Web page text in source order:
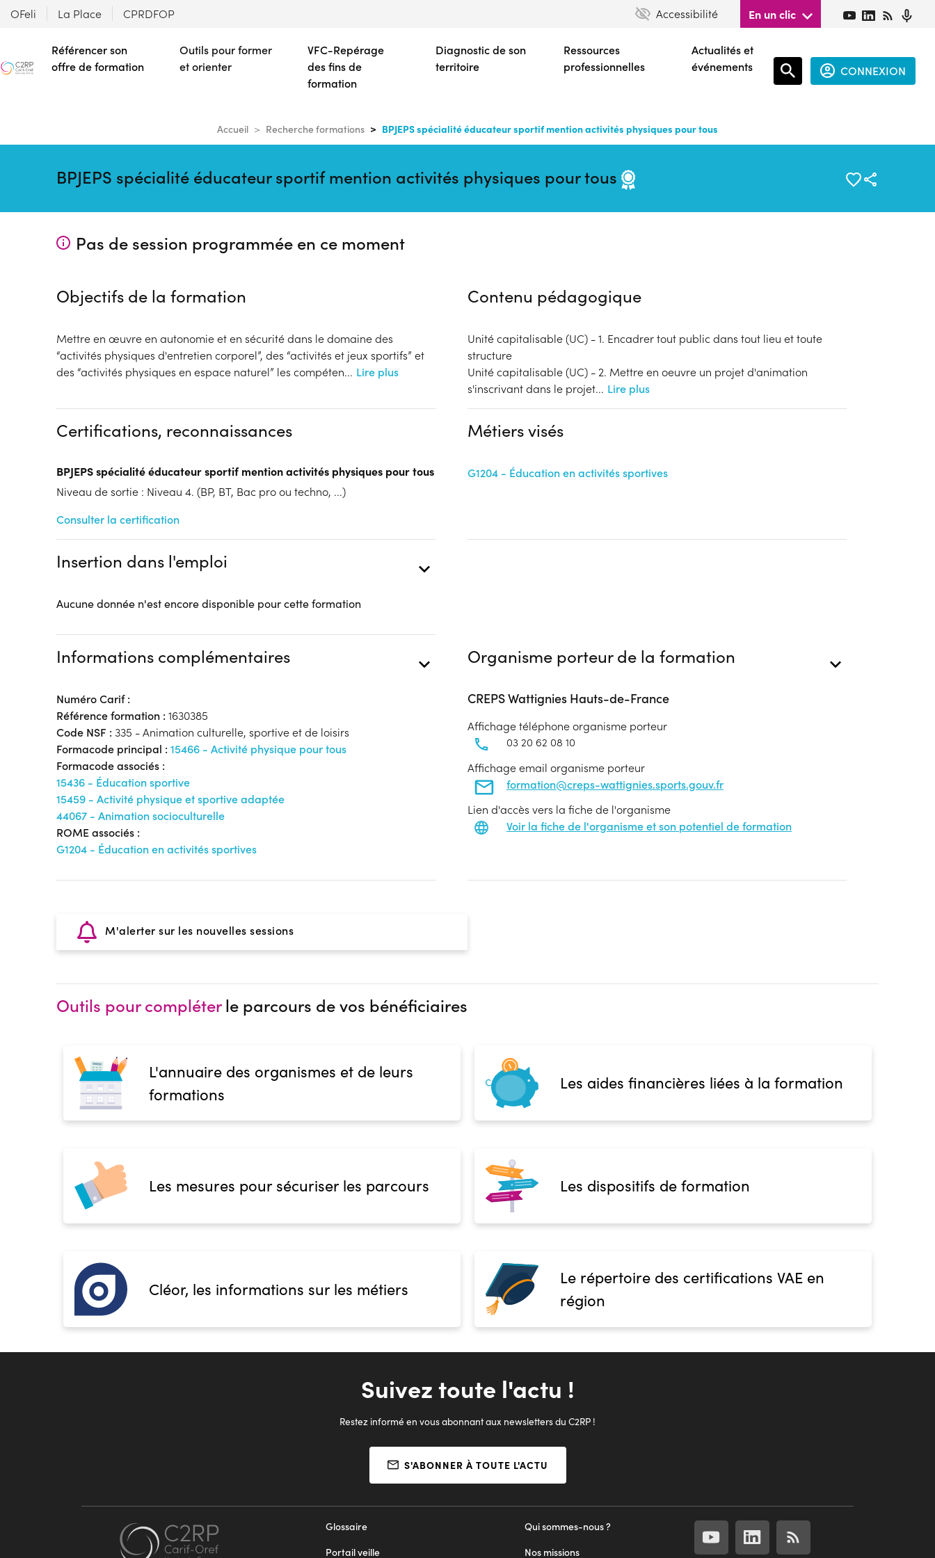
contenu
principal
OFeli La Place CPRDFOP Accessibilité En un clic
Référencer son
offre de formation
Outils pour former
et orienter
VFC-Repérage
des fins de
formation
Diagnostic de son
territoire
Ressources
professionnelles
Actualités et
événements
CONNEXION
Accueil Recherche formations BPJEPS spécialité éducateur sportif mention activités physiques pour tous
BPJEPS spécialité éducateur sportif mention activités physiques pour tous
Pas de session programmée en ce moment
Objectifs de la formation
Mettre en œuvre en autonomie et en sécurité dans le domaine des
“activités physiques d'entretien corporel”, des “activités et jeux sportifs” et
des “activités physiques en espace naturel” les compéten... Lire plus
Contenu pédagogique
Unité capitalisable (UC) - 1. Encadrer tout public dans tout lieu et toute
structure
Unité capitalisable (UC) - 2. Mettre en oeuvre un projet d'animation
s'inscrivant dans le projet... Lire plus
Certifications, reconnaissances
BPJEPS spécialité éducateur sportif mention activités physiques pour tous
Niveau de sortie : Niveau 4. (BP, BT, Bac pro ou techno, ...)
Consulter la certification
Métiers visés
G1204 - Éducation en activités sportives
Insertion dans l'emploi
Aucune donnée n'est encore disponible pour cette formation
Informations complémentaires
Numéro Carif :
Référence formation : 1630385
Code NSF : 335 - Animation culturelle, sportive et de loisirs
Formacode principal : 15466 - Activité physique pour tous
Formacode associés :
15436 - Éducation sportive
15459 - Activité physique et sportive adaptée
44067 - Animation socioculturelle
ROME associés :
G1204 - Éducation en activités sportives
Organisme porteur de la formation
CREPS Wattignies Hauts-de-France
Affichage téléphone organisme porteur
03 20 62 08 10
Affichage email organisme porteur
formation@creps-wattignies.sports.gouv.fr
Lien d'accès vers la fiche de l'organisme
Voir la fiche de l'organisme et son potentiel de formation
M'alerter sur les nouvelles sessions
Outils pour compléterle parcours de vos bénéficiaires
L'annuaire des organismes et de leurs
formations
Les aides financières liées à la formation
Les mesures pour sécuriser les parcours Les dispositifs de formation
Cléor, les informations sur les métiers
Le répertoire des certifications VAE en
région
Suivez toute l'actu !
Restez informé en vous abonnant aux newsletters du C2RP !
S'ABONNER À TOUTE L'ACTU
Qui sommes-nous ?
Nos missions
Glossaire
Portail veille